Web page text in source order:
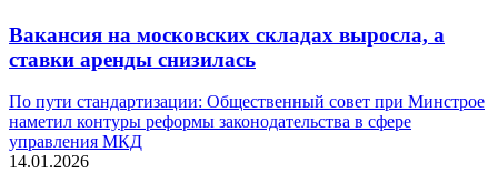
Вакансия на московских складах выросла, а
ставки аренды снизилась
По пути стандартизации: Общественный совет при Минстрое
наметил контуры реформы законодательства в сфере
управления МКД
14.01.2026